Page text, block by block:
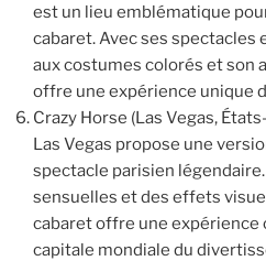
est un lieu emblématique
cabaret. Avec ses spectacles
aux costumes colorés et son
offre une expérience unique
Crazy Horse (Las Vegas,
Las Vegas propose une
spectacle parisien
sensuelles et des effets
cabaret offre une expérience
capitale mondiale du